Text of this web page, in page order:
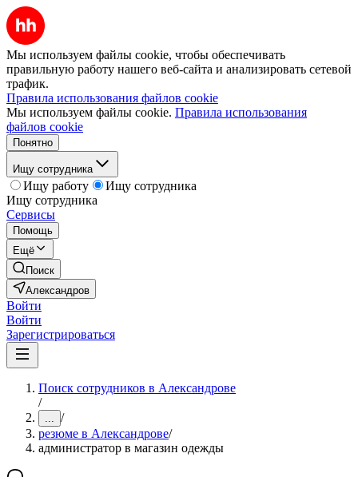
Мы используем файлы cookie, чтобы обеспечивать
правильную работу нашего веб-сайта и анализировать сетевой
трафик.
Правила использования файлов cookie
Мы используем файлы cookie. Правила использования
файлов cookie
Понятно
Ищу сотрудника
Ищу работу
Ищу сотрудника
Ищу сотрудника
Сервисы
Помощь
Ещё
Поиск
Александров
Войти
Войти
Зарегистрироваться
Поиск сотрудников в Александрове
/
... /
резюме в Александрове/
администратор в магазин одежды